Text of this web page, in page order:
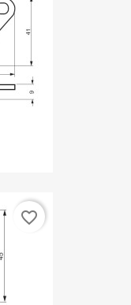
favorite_border